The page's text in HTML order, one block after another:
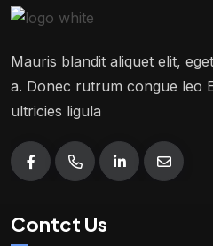
Mauris blandit aliquet elit,
a. Donec rutrum congue leo
ultricies ligula
Contct Us